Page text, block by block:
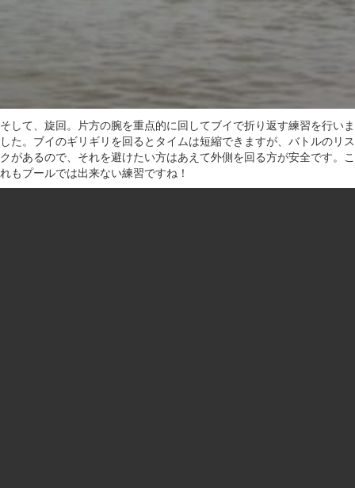
そして、旋回。片方の腕を重点的に回してブイで折り返す練習を行いま
した。ブイのギリギリを回るとタイムは短縮できますが、バトルのリス
クがあるので、それを避けたい方はあえて外側を回る方が安全です。こ
れもプールでは出来ない練習ですね！